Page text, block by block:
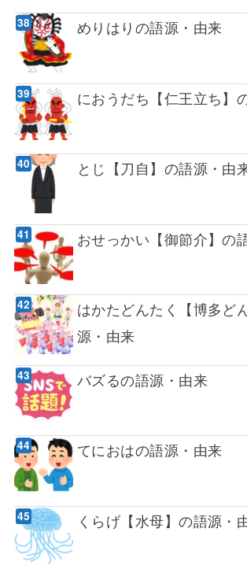
めりはりの語源・由来
におうだち【仁王立ち】
とじ【刀自】の語源・由
おせっかい【御節介】の
はかたどんたく【博多ど
源・由来
バズるの語源・由来
てにおはの語源・由来
くらげ【水母】の語源・